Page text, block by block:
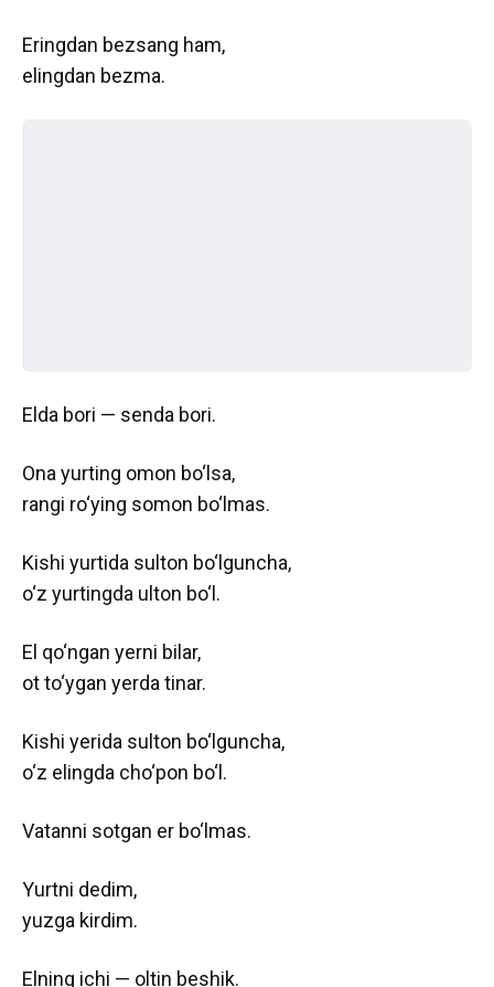
Eringdan bezsang ham,
elingdan bezma.
Elda bori — senda bori.
Ona yurting omon bo‘lsa,
rangi ro‘ying somon bo‘lmas.
Kishi yurtida sulton bo‘lguncha,
o‘z yurtingda ulton bo‘l.
El qo‘ngan yerni bilar,
ot to‘ygan yerda tinar.
Kishi yerida sulton bo‘lguncha,
o‘z elingda cho‘pon bo‘l.
Vatanni sotgan er bo‘lmas.
Yurtni dedim,
yuzga kirdim.
Elning ichi — oltin beshik.